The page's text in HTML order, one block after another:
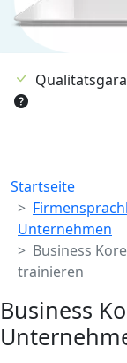
Breadcrumb
Startseite
Unternehmen
Business
trainieren
Business